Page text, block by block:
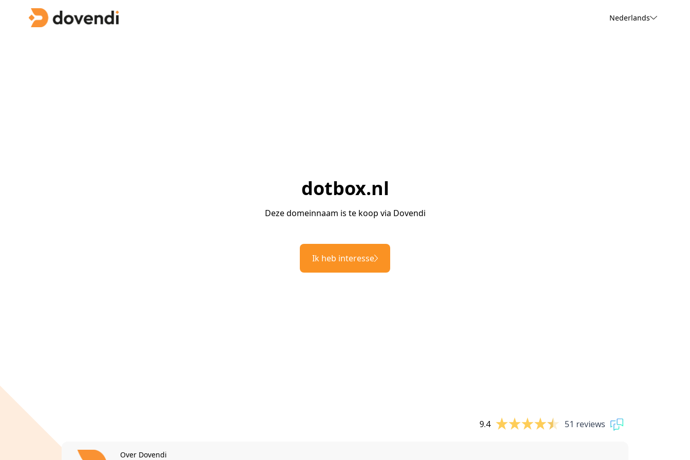
Nederlands
dotbox.nl
Deze domeinnaam is te koop via Dovendi
Ik heb interesse
9.4 51 reviews
Over Dovendi